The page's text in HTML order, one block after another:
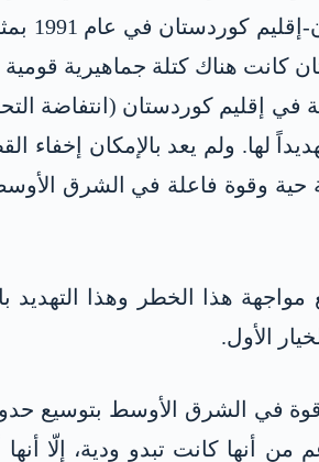
كانت هناك كتلة جماهيرية قومية
في إقليم كوردستان (انتفاضة
لها. ولم يعد بالإمكان إخفاء
حية وقوة فاعلة في الشرق
مواجهة هذا الخطر وهذا
الأول.
قوة في الشرق الأوسط بتوسيع
من أنها كانت تبدو ودية،